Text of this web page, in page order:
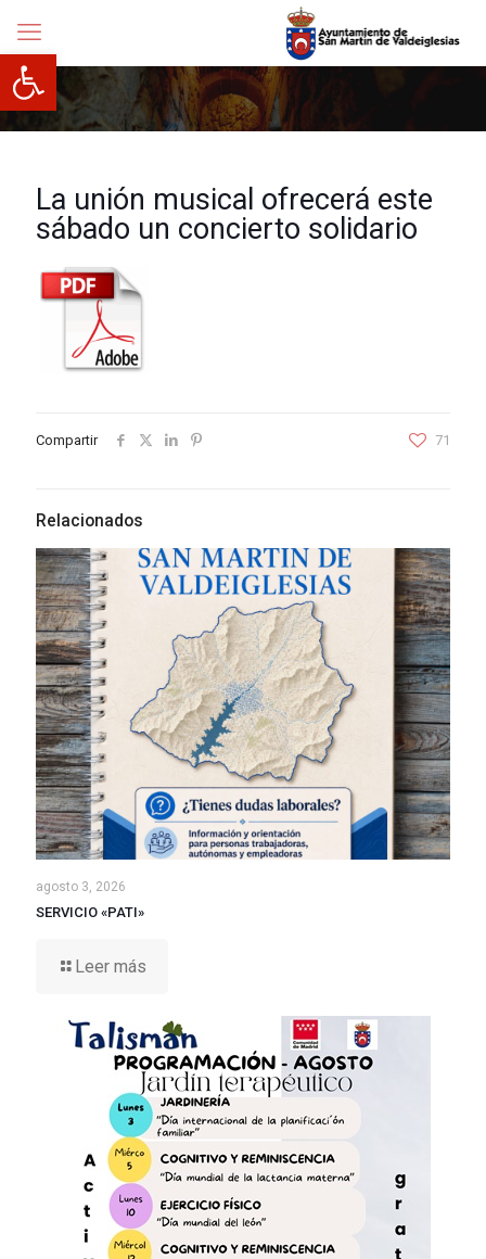
Abrir barra de herramientas
La unión musical ofrecerá este
sábado un concierto solidario
Compartir 71
Relacionados
agosto 3, 2026
SERVICIO «PATI»
Leer más